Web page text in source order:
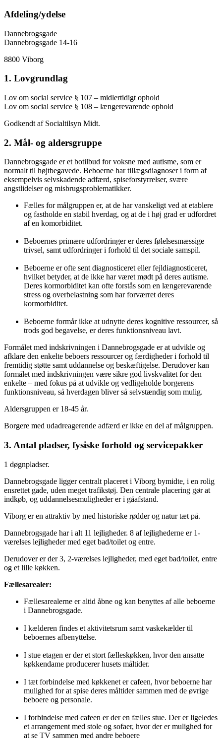
Afdeling/ydelse
Dannebrogsgade
Dannebrogsgade 14-16
8800 Viborg
1. Lovgrundlag
Lov om social service § 107 – midlertidigt ophold
Lov om social service § 108 – længerevarende ophold
Godkendt af Socialtilsyn Midt.
2. Mål- og aldersgruppe
Dannebrogsgade er et botilbud for voksne med autisme, som er
normalt til højtbegavede. Beboerne har tillægsdiagnoser i form af
eksempelvis selvskadende adfærd, spiseforstyrrelser, svære
angstlidelser og misbrugsproblematikker.
Fælles for målgruppen er, at de har vanskeligt ved at etablere
og fastholde en stabil hverdag, og at de i høj grad er udfordret
af en komorbiditet.
Beboernes primære udfordringer er deres følelsesmæssige
trivsel, samt udfordringer i forhold til det sociale samspil.
Beboerne er ofte sent diagnosticeret eller fejldiagnosticeret,
hvilket betyder, at de ikke har været mødt på deres autisme.
Deres kormorbiditet kan ofte forstås som en længerevarende
stress og overbelastning som har forværret deres
kormorbiditet.
Beboerne formår ikke at udnytte deres kognitive ressourcer, så
trods god begavelse, er deres funktionsniveau lavt.
Formålet med indskrivningen i Dannebrogsgade er at udvikle og
afklare den enkelte beboers ressourcer og færdigheder i forhold til
fremtidig støtte samt uddannelse og beskæftigelse. Derudover kan
formålet med indskrivningen være sikre god livskvalitet for den
enkelte – med fokus på at udvikle og vedligeholde borgerens
funktionsniveau, så hverdagen bliver så selvstændig som mulig.
Aldersgruppen er 18-45 år.
Borgere med udadreagerende adfærd er ikke en del af målgruppen.
3. Antal pladser, fysiske forhold og servicepakker
1 døgnpladser.
Dannebrogsgade ligger centralt placeret i Viborg bymidte, i en rolig
ensrettet gade, uden meget trafikstøj. Den centrale placering gør at
indkøb, og uddannelsesmuligheder er i gåafstand.
Viborg er en attraktiv by med historiske rødder og natur tæt på.
Dannebrogsgade har i alt 11 lejligheder. 8 af lejlighederne er 1-
værelses lejligheder med eget bad/toilet og entre.
Derudover er der 3, 2-værelses lejligheder, med eget bad/toilet, entre
og et lille køkken.
Fællesarealer:
Fællesarealerne er altid åbne og kan benyttes af alle beboerne
i Dannebrogsgade.
I kælderen findes et aktivitetsrum samt vaskekælder til
beboernes afbenyttelse.
I stue etagen er der et stort fælleskøkken, hvor den ansatte
køkkendame producerer husets måltider.
I tæt forbindelse med køkkenet er cafeen, hvor beboerne har
mulighed for at spise deres måltider sammen med de øvrige
beboere og personale.
I forbindelse med cafeen er der en fælles stue. Der er ligeledes
et arrangement med stole og sofaer, hvor der er mulighed for
at se TV sammen med andre beboere